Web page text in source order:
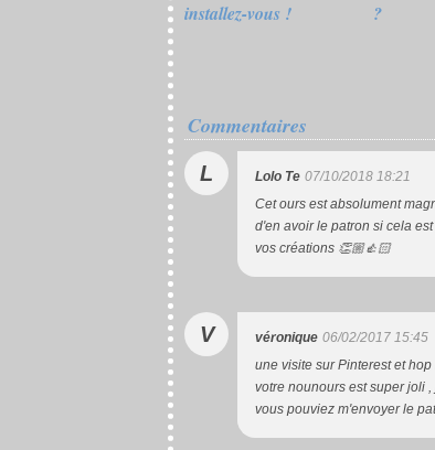
installez-vous !
?
Commentaires
L Lolo Te 07/10/2018 18:21
Cet ours est absolument
d'en avoir le patron si cela
vos créations 👏🏼👍🏻
V véronique 06/02/2017 15:45
une visite sur Pinterest et
votre nounours est super joli
vous pouviez m'envoyer le